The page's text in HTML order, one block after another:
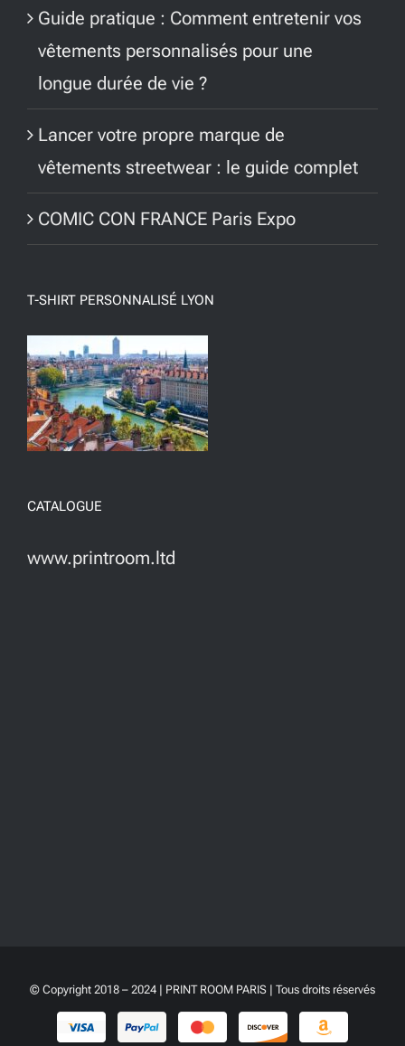
Guide pratique : Comment entretenir vos
vêtements personnalisés pour une
longue durée de vie ?
Lancer votre propre marque de
vêtements streetwear : le guide complet
COMIC CON FRANCE Paris Expo
T-SHIRT PERSONNALISÉ LYON
CATALOGUE
www.printroom.ltd
© Copyright 2018 – 2024 | PRINT ROOM PARIS | Tous droits réservés